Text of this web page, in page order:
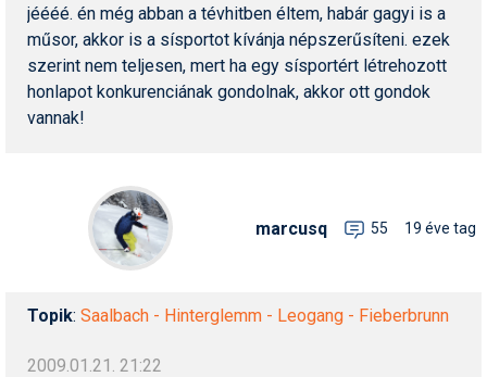
jéééé. én még abban a tévhitben éltem, habár gagyi is a
műsor, akkor is a sísportot kívánja népszerűsíteni. ezek
szerint nem teljesen, mert ha egy sísportért létrehozott
honlapot konkurenciának gondolnak, akkor ott gondok
vannak!
marcusq 55 19 éve tag
Topik: Saalbach - Hinterglemm - Leogang - Fieberbrunn
2009.01.21. 21:22